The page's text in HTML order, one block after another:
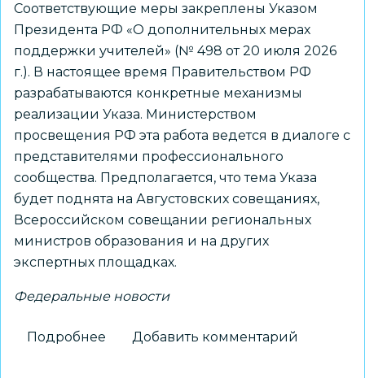
Соответствующие меры закреплены Указом
Президента РФ «О дополнительных мерах
поддержки учителей» (№ 498 от 20 июля 2026
г.). В настоящее время Правительством РФ
разрабатываются конкретные механизмы
реализации Указа. Министерством
просвещения РФ эта работа ведется в диалоге с
представителями профессионального
сообщества. Предполагается, что тема Указа
будет поднята на Августовских совещаниях,
Всероссийском совещании региональных
министров образования и на других
экспертных площадках.
Федеральные новости
Подробнее Добавить комментарий